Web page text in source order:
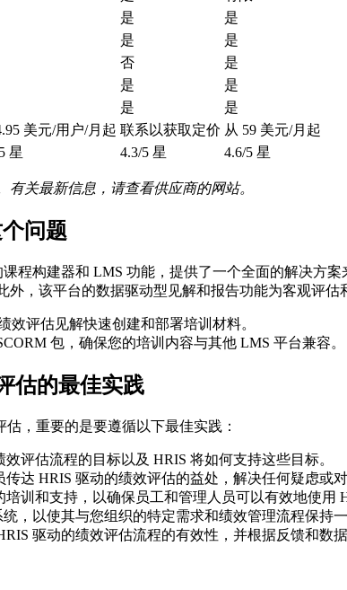
是
是
是
是
否
是
是
是
是
是
美元/用户/月起 联系以获取定价 从 59 美元/月起
星 4.3/5 星 4.6/5 星
关最新信息，请查看供应商的网站。
问题
课程构建器和 LMS 功能，提供了一个全面的解决方
外，该平台的数据驱动型见解和报告功能为客观评
效评估见解快速创建和部署培训材料。
包，确保您的培训内容与其他 LMS 平台兼容。
估的最佳实践
，重要的是要遵循以下最佳实践：
效评估流程的目标以及 HRIS 将如何支持这些目标。
传达 HRIS 驱动的绩效评估的益处，解决任何疑虑或对
培训和支持，以确保员工和管理人员可以有效地使用
统，以使其与您组织的特定需求和绩效管理流程保持一
驱动的绩效评估流程的有效性，并根据反馈和数